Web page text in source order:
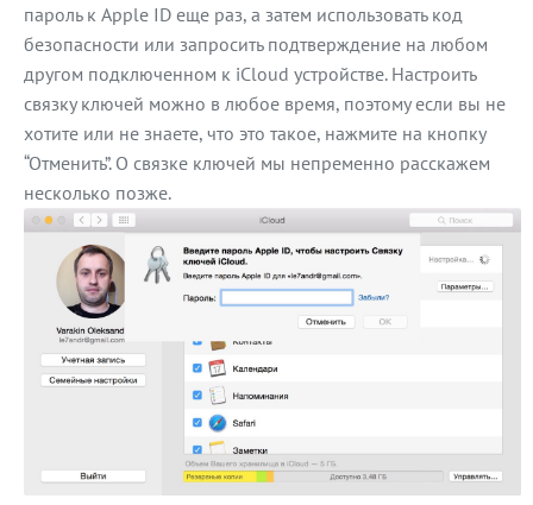
пароль к Apple ID еще раз, а затем использовать код
безопасности или запросить подтверждение на любом
другом подключенном к iCloud устройстве. Настроить
связку ключей можно в любое время, поэтому если вы не
хотите или не знаете, что это такое, нажмите на кнопку
“Отменить”. О связке ключей мы непременно расскажем
несколько позже.